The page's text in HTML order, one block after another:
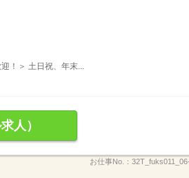
！＞ 土日祝、年末...
人）
お仕事No.：